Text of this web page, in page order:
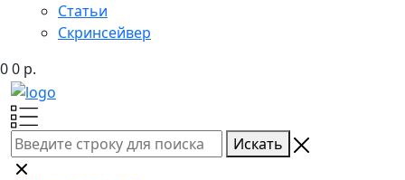
Статьи
Скринсейвер
00 р.
Искать